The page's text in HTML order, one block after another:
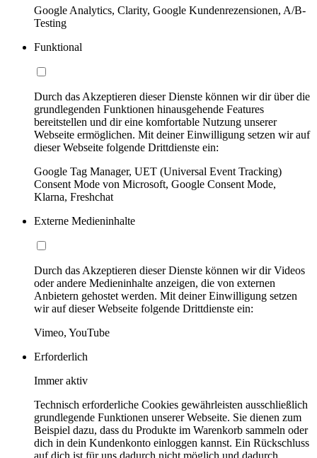
Google Analytics, Clarity, Google Kundenrezensionen, A/B-
Testing
Funktional
Durch das Akzeptieren dieser Dienste können wir dir über die
grundlegenden Funktionen hinausgehende Features
bereitstellen und dir eine komfortable Nutzung unserer
Webseite ermöglichen. Mit deiner Einwilligung setzen wir auf
dieser Webseite folgende Drittdienste ein:
Google Tag Manager, UET (Universal Event Tracking)
Consent Mode von Microsoft, Google Consent Mode,
Klarna, Freshchat
Externe Medieninhalte
Durch das Akzeptieren dieser Dienste können wir dir Videos
oder andere Medieninhalte anzeigen, die von externen
Anbietern gehostet werden. Mit deiner Einwilligung setzen
wir auf dieser Webseite folgende Drittdienste ein:
Vimeo, YouTube
Erforderlich
Immer aktiv
Technisch erforderliche Cookies gewährleisten ausschließlich
grundlegende Funktionen unserer Webseite. Sie dienen zum
Beispiel dazu, dass du Produkte im Warenkorb sammeln oder
dich in dein Kundenkonto einloggen kannst. Ein Rückschluss